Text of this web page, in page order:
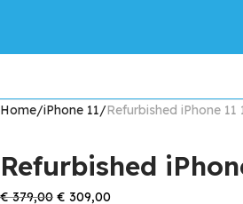
Home/iPhone 11/Refurbished iPhone
Refurbished
€379,00 Oorspronkelijke
€ 309,00